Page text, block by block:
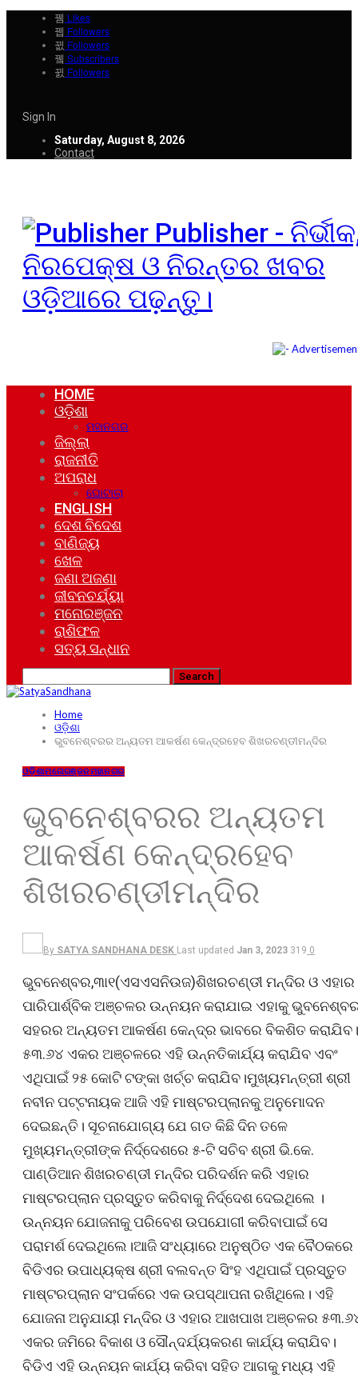
Likes
Followers
Followers
Subscribers
Followers
Sign In
Saturday, August 8, 2026
Contact
Publisher -
ନିରପେକ୍ଷ ଓ ନିରନ୍ତର ଖବର
ଓଡ଼ିଆରେ ପଢ଼ନ୍ତୁ।
HOME
ଓଡ଼ିଶା
ମହାନଗର
ଜିଲ୍ଲା
ରାଜନୀତି
ଅପରାଧ
ଘୋଟାଲା
ENGLISH
ଦେଶ ବିଦେଶ
ବାଣିଜ୍ୟ
ଖେଳ
ଜଣା ଅଜଣା
ଜୀବନଚର୍ଯ୍ୟା
ମନୋରଞ୍ଜନ
ରାଶିଫଳ
ସତ୍ୟ ସନ୍ଧାନ
Home
ଓଡ଼ିଶା
ଭୁବନେଶ୍ବରର ଅନ୍ୟତମ ଆକର୍ଷଣ କେନ୍ଦ୍ରହେବ ଶିଖରଚଣ୍ଡୀମନ୍ଦିର
ଓଡ଼ିଶାମନୋରଞ୍ଜନମହାନଗର
ଭୁବନେଶ୍ବରର ଅନ୍ୟତମ
ଆକର୍ଷଣ କେନ୍ଦ୍ରହେବ
ଶିଖରଚଣ୍ଡୀମନ୍ଦିର
By SATYA SANDHANA DESK Last updated Jan 3, 2023 319 0
ଭୁବନେଶ୍ବର,୩ା୧(ଏସଏସନିଉଜ)ଶିଖରଚଣ୍ଡୀ ମନ୍ଦିର ଓ ଏହାର
ପାରିପାର୍ଶ୍ବିକ ଅଞ୍ଚଳର ଉନ୍ନୟନ କରାଯାଇ ଏହାକୁ
ସହରର ଅନ୍ୟତମ ଆକର୍ଷଣ କେନ୍ଦ୍ର ଭାବରେ ବିକଶିତ କରାଯିବ।
୫୩.୬୪ ଏକର ଅଞ୍ଚଳରେ ଏହି ଉନ୍ନତିକାର୍ଯ୍ୟ କରାଯିବ ଏବଂ
ଏଥିପାଇଁ ୨୫ କୋଟି ଟଙ୍କା ଖର୍ଚ୍ଚ କରାଯିବ।ମୁଖ୍ୟମନ୍ତ୍ରୀ ଶ୍ରୀ
ନବୀନ ପଟ୍ଟନାୟକ ଆଜି ଏହି ମାଷ୍ଟରପ୍ଲାନକୁ ଅନୁମୋଦନ
ଦେଇଛନ୍ତି। ସୂଚନାଯୋଗ୍ୟ ଯେ ଗତ କିଛି ଦିନ ତଳେ
ମୁଖ୍ୟମନ୍ତ୍ରୀଙ୍କ ନିର୍ଦ୍ଦେଶରେ ୫-ଟି ସଚିବ ଶ୍ରୀ ଭି.କେ.
ପାଣ୍ଡିଆନ ଶିଖରଚଣ୍ଡୀ ମନ୍ଦିର ପରିଦର୍ଶନ କରି ଏହାର
ମାଷ୍ଟରପ୍ଲାନ ପ୍ରସ୍ତୁତ କରିବାକୁ ନିର୍ଦ୍ଦେଶ ଦେଇଥିଲେ ।
ଉନ୍ନୟନ ଯୋଜନାକୁ ପରିବେଶ ଉପଯୋଗୀ କରିବାପାଇଁ ସେ
ପରାମର୍ଶ ଦେଇଥିଲେ।ଆଜି ସଂଧ୍ୟାରେ ଅନୁଷ୍ଠିତ ଏକ ବୈଠକରେ
ବିଡିଏର ଉପାଧ୍ୟକ୍ଷ ଶ୍ରୀ ବଲବନ୍ତ ସିଂହ ଏଥିପାଇଁ ପ୍ରସ୍ତୁତ
ମାଷ୍ଟରପ୍ଲାନ ସଂପର୍କରେ ଏକ ଉପସ୍ଥାପନା ରଖିଥିଲେ। ଏହି
ଯୋଜନା ଅନୁଯାୟୀ ମନ୍ଦିର ଓ ଏହାର ଆଖପାଖ ଅଞ୍ଚଳର
ଏକର ଜମିରେ ବିକାଶ ଓ ସୌନ୍ଦର୍ଯ୍ୟକରଣ କାର୍ଯ୍ୟ କରାଯିବ।
ବିଡିଏ ଏହି ଉନ୍ନୟନ କାର୍ଯ୍ୟ କରିବା ସହିତ ଆଗକୁ ମଧ୍ୟ ଏହି